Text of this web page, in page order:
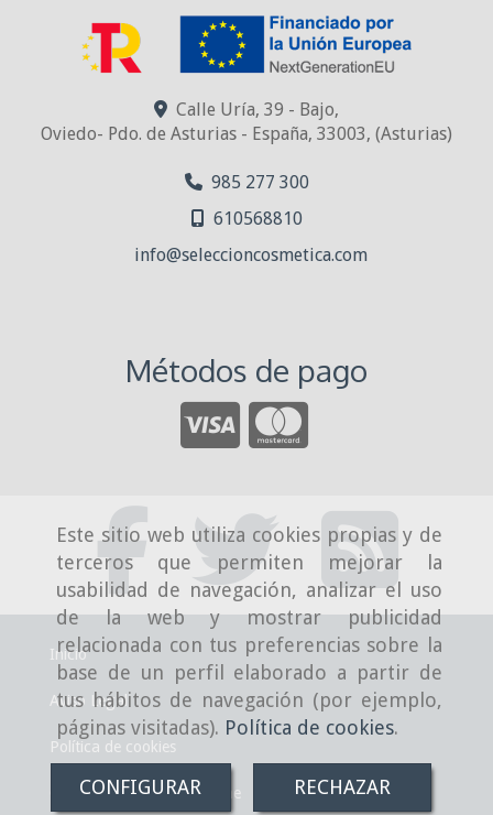
Este sitio web utiliza cookies propias y de
terceros que permiten mejorar la
usabilidad de navegación, analizar el uso
de la web y mostrar publicidad
relacionada con tus preferencias sobre la
base de un perfil elaborado a partir de
tus hábitos de navegación (por ejemplo,
páginas visitadas). Política de cookies.
CONFIGURAR RECHAZAR
Calle Uría, 39 - Bajo,
Oviedo- Pdo. de Asturias - España, 33003, (Asturias)
985 277 300
610568810
info
seleccioncosmetica.com
Métodos de pago
Inicio
Aviso Legal
Política de cookies
Condiciones de venta online